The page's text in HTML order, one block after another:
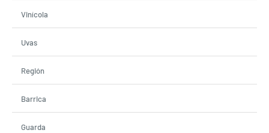
Vinícola
Uvas
Región
Barrica
Guarda